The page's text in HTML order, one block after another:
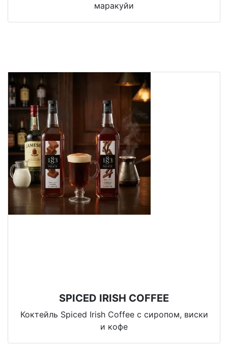
маракуйи
SPICED IRISH COFFEE
Коктейль Spiced Irish Coffee с сиропом, виски
и кофе